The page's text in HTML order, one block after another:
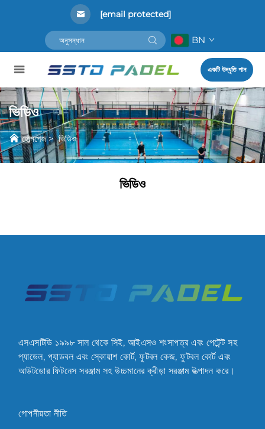
[email protected]
BN
একটি উদ্ধৃতি পান
ভিডিও
হোমপেজ>ভিডিও
ভিডিও
এসএসটিডি ১৯৯৮ সাল থেকে সিই, আইএসও শংসাপত্র এবং পেটেন্ট সহ
প্যাডেল, প্যাডবল এবং স্কোয়াশ কোর্ট, ফুটবল কেজ, ফুটবল কোর্ট এবং
আউটডোর ফিটনেস সরঞ্জাম সহ উচ্চমানের ক্রীড়া সরঞ্জাম উত্পাদন করে।
গোপনীয়তা নীতি